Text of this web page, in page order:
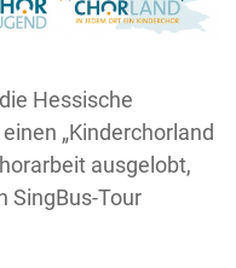
Hessische
„Kinderchorland
ausgelobt,
SingBus-Tour